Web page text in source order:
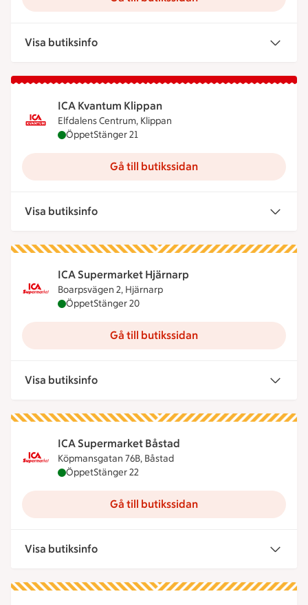
Visa butiksinfo
ICA Kvantum Klippan
Elfdalens Centrum, Klippan
ICA Kvantum Klippan är öppen nu, stänger
ÖppetStänger 21
Gå till butikssidan
Visa butiksinfo
ICA Supermarket Hjärnarp
Boarpsvägen 2, Hjärnarp
ICA Supermarket Hjärnarp är öppen nu, stänger
ÖppetStänger 20
Gå till butikssidan
Visa butiksinfo
ICA Supermarket Båstad
Köpmansgatan 76B, Båstad
ICA Supermarket Båstad är öppen nu, stänger
ÖppetStänger 22
Gå till butikssidan
Visa butiksinfo